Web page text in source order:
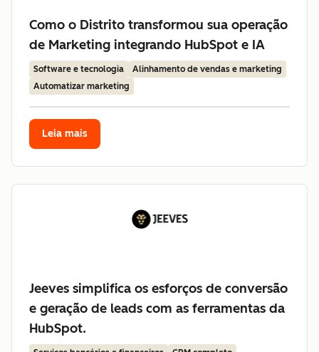
Como o Distrito transformou sua operação
de Marketing integrando HubSpot e IA
Software e tecnologia
Alinhamento de vendas e marketing
Automatizar marketing
Leia mais
Jeeves simplifica os esforços de conversão
e geração de leads com as ferramentas da
HubSpot.